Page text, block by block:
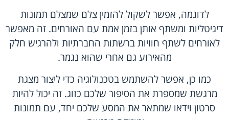
לדוגמה, אפשר לשקול להזמין צלם שמצלם תמונות
דיגיטליות ומשתף אותן בזמן אמת עם האורחים. זה מאפשר
לאורחים לשתף חוויות ברשתות החברתיות ולהרגיש חלק
מהאירוע גם אחרי שהוא נגמר.
כמו כן, אפשר להשתמש בטכנולוגיה כדי ליצור מצגת
מרגשת שמספרת את הסיפור שלכם כזוג. זה יכול להיות
סרטון וידאו שמתאר את המסע שלכם יחד, עם תמונות